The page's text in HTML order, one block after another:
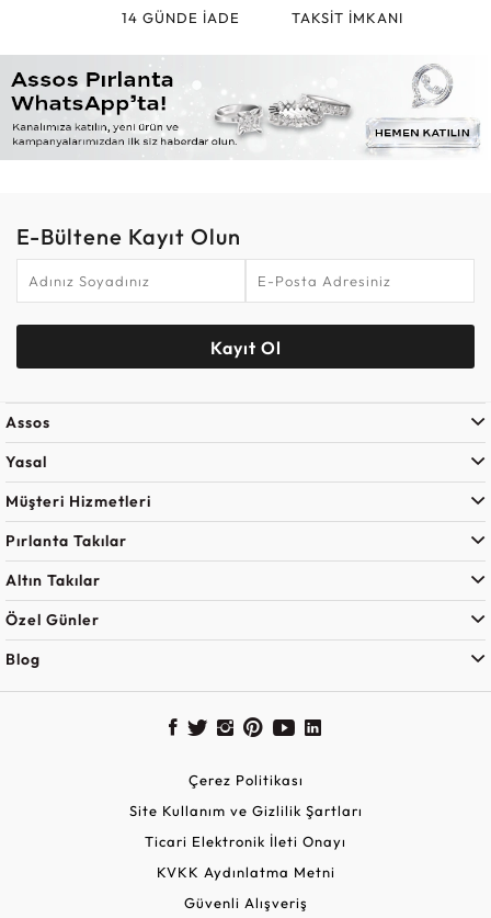
14 GÜNDE İADE TAKSİT İMKANI
E-Bültene Kayıt Olun
Kayıt Ol
Assos
Yasal
Müşteri Hizmetleri
Pırlanta Takılar
Altın Takılar
Özel Günler
Blog
Çerez Politikası
Site Kullanım ve Gizlilik Şartları
Ticari Elektronik İleti Onayı
KVKK Aydınlatma Metni
Güvenli Alışveriş